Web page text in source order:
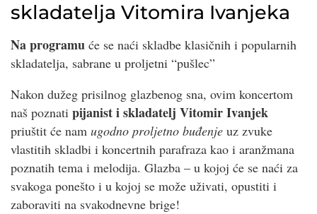
skladatelja Vitomira Ivanjeka
Na programu će se naći skladbe klasičnih i popularnih
skladatelja, sabrane u proljetni “pušlec”
Nakon dužeg prisilnog glazbenog sna, ovim koncertom
naš poznati pijanist i skladatelj Vitomir Ivanjek
priuštit će nam ugodno proljetno buđenje uz zvuke
vlastitih skladbi i koncertnih parafraza kao i aranžmana
poznatih tema i melodija. Glazba – u kojoj će se naći za
svakoga ponešto i u kojoj se može uživati, opustiti i
zaboraviti na svakodnevne brige!